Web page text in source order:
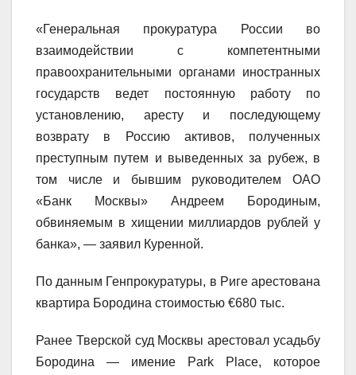
«Генеральная прокуратура России во
взаимодействии с компетентными
правоохранительными органами иностранных
государств ведет постоянную работу по
установлению, аресту и последующему
возврату в Россию активов, полученных
преступным путем и выведенных за рубеж, в
том числе и бывшим руководителем ОАО
«Банк Москвы» Андреем Бородиным,
обвиняемым в хищении миллиардов рублей у
банка», — заявил Куренной.
По данным Генпрокуратуры, в Риге арестована
квартира Бородина стоимостью €680 тыс.
Ранее Тверской суд Москвы арестовал усадьбу
Бородина — имение Park Place, которое